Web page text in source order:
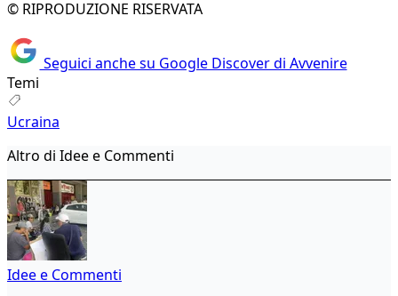
© RIPRODUZIONE RISERVATA
Seguici anche su Google Discover di Avvenire
Temi
Ucraina
Altro di Idee e Commenti
Idee e Commenti